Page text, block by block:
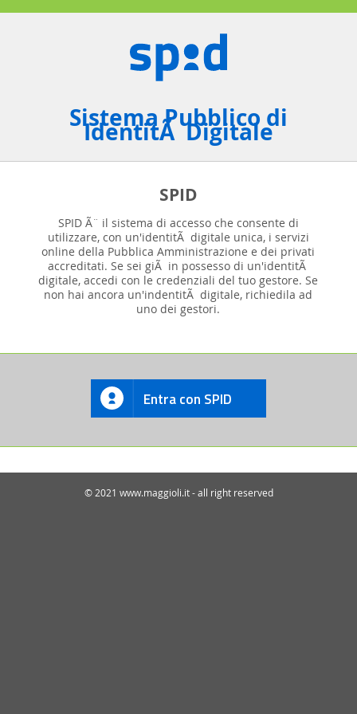
Sistema Pubblico di
IdentitÃ Digitale
SPID
SPID Ã¨ il sistema di accesso che consente di
utilizzare, con un'identitÃ digitale unica, i servizi
online della Pubblica Amministrazione e dei privati
accreditati. Se sei giÃ in possesso di un'identitÃ
digitale, accedi con le credenziali del tuo gestore. Se
non hai ancora un'indentitÃ digitale, richiedila ad
uno dei gestori.
Entra con SPID
© 2021 www.maggioli.it - all right reserved